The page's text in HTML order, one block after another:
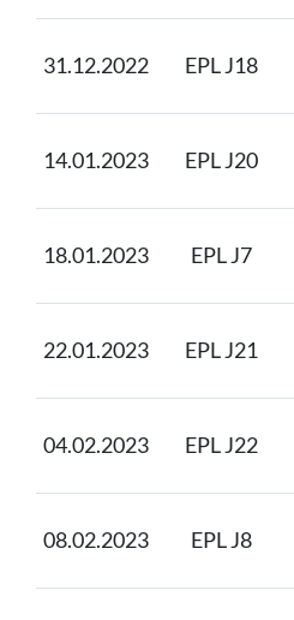
31.12.2022 EPL J18
14.01.2023 EPL J20
18.01.2023 EPL J7
22.01.2023 EPL J21
04.02.2023 EPL J22
08.02.2023 EPL J8